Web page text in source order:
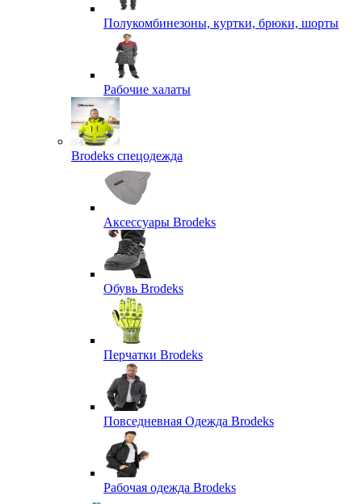
Полукомбинезоны, куртки, брюки, шорты
Рабочие халаты
Brodeks спецодежда
Аксессуары Brodeks
Обувь Brodeks
Перчатки Brodeks
Повседневная Одежда Brodeks
Рабочая одежда Brodeks